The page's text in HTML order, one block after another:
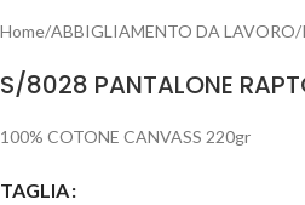
Home/ABBIGLIAMENTO DA LAVORO/
S/8028 PANTALONE
100% COTONE CANVASS 220gr
TAGLIA